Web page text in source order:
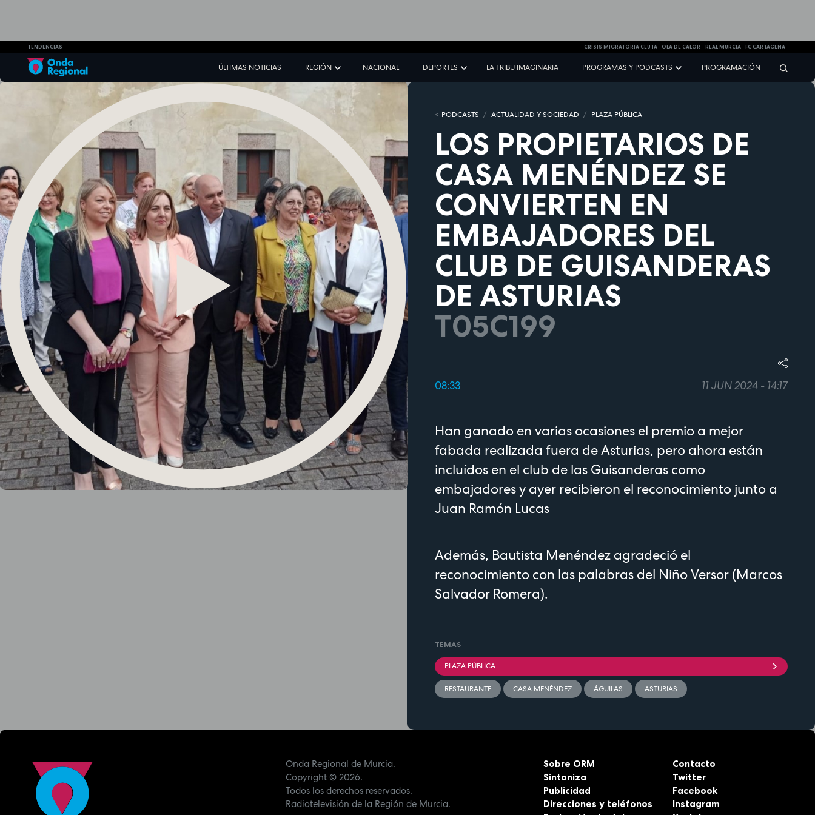
TENDENCIAS CRISIS MIGRATORIA CEUTA OLA DE CALOR REAL MURCIA FC CARTAGENA
ÚLTIMAS NOTICIAS REGIÓN NACIONAL DEPORTES LA TRIBU IMAGINARIA PROGRAMAS Y PODCASTS PROGRAMACIÓN
PODCASTS ACTUALIDAD Y SOCIEDAD PLAZA PÚBLICA
LOS PROPIETARIOS DE
CASA MENÉNDEZ SE
CONVIERTEN EN
EMBAJADORES DEL
CLUB DE GUISANDERAS
DE ASTURIAS
T05C199
08:33 11 JUN 2024 - 14:17
Han ganado en varias ocasiones el premio a mejor
fabada realizada fuera de Asturias, pero ahora están
incluídos en el club de las Guisanderas como
embajadores y ayer recibieron el reconocimiento junto a
Juan Ramón Lucas
Además, Bautista Menéndez agradeció el
reconocimiento con las palabras del Niño Versor (Marcos
Salvador Romera).
TEMAS
PLAZA PÚBLICA
RESTAURANTE CASA MENÉNDEZ ÁGUILAS ASTURIAS
Onda Regional de Murcia.
Copyright© 2026.
Todos los derechos reservados.
Radiotelevisión de la Región de Murcia.
Sobre ORM
Sintoniza
Publicidad
Direcciones y teléfonos
Contacto
Twitter
Facebook
Instagram